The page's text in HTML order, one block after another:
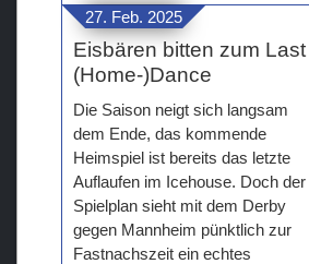
27. Feb. 2025
Eisbären bitten zum Last
(Home-)Dance
Die Saison neigt sich langsam
dem Ende, das kommende
Heimspiel ist bereits das letzte
Auflaufen im Icehouse. Doch der
Spielplan sieht mit dem Derby
gegen Mannheim pünktlich zur
Fastnachszeit ein echtes